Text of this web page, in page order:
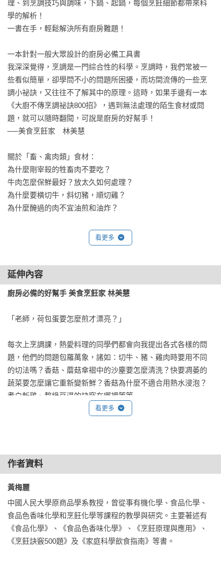
理、到烹調技巧與調味，下鍋、起鍋，每個烹飪細節都帶來科
學的解析！
一書在手，輕鬆解決所有廚房難題！
一本針對一般大眾設計的廚房必備工具書
我深深覺得，烹調是一門綜合性的科學。烹調時，我們常被一
些看似簡單，卻學問不小的問題所困擾，而坊間流傳的一些烹
調小祕訣，又往往不了解其中的原理。這時，如果手邊有一本
《大廚不傳烹調祕訣800招》，遇到無法處理的陌生食材或問
題，就可以隨時翻閱，可說是廚房的好幫手！
──美食烹飪家　林美慧
關於「畜、禽肉類」食材：
為什麼剛宰殺的牲畜肉不要吃？
牛肉怎麼保鮮最好？放太久如何處理？
為什麼要橫切牛，斜切豬，順切雞？
為什麼醃過的肉不宜油煎和油炸？
如何將魚去骨、去皮、取魚肉？
如何去除蝦子的腥味？干貝怎麼料理最鮮嫩？
怎麼刻花枝最漂亮？
如何防止水煮蔬菜的營養素流失？
如何防止洗草莓時變色？
為什麼炒洋蔥要加麵粉？
關於「南北乾貨」食材：
魷魚、蝦仁、海參、魚皮等乾貨，怎麼漲發最快速？
浸泡乾香菇為什麼不能用熱水？
關於「調味料」的使用：
攪拌肉餡時，為何一定要依序加入調味料？
為什麼鹽可以去除豆製品的異味？
酒在烹調中除了去腥，還有什麼作用？
小蘇打粉、鹼水，在料理過程中有什麼功能？
看更多
延伸內容
廚房必備的好幫手 美食烹飪家 林美慧
「老師，荷包蛋要怎麼煎才漂亮？」
每次上烹調課，熱愛料理的同學們都會向我提出各式各樣的問
題，他們的問題包羅萬象，諸如：切牛、豬、雞肉時要用不同
的切法嗎？香菇、蘑菇傘褶中的沙塵要怎麼清洗？快要凋萎的
蔬菜要怎麼讓它重新變新鮮？香菇為什麼不適合用熱水浸泡？
煮白斬雞、熬綠豆湯的訣竅在哪裡等等……
當我看到積木文化的《大廚不傳烹調祕訣800招》這時，我知
道，我的想法實現了。
《大廚不傳烹調祕訣800招》是一本針對一般大眾設計的廚房必
備工具書。書中以現代食品科學的理論為基礎，詳細介紹了食
材的烹調原理、原料再加工、烹製過程中各種變化、烹調要領
看更多
作者資料
黃梅麗
中國人民大學原商品學系教授，曾從事有機化學、食品化學、
食品色香味化學和烹飪化學等課程的教學與研究。主要著述有
《食品化學》、《食品色香味化學》、《烹飪原理與應用》、
《烹飪訣竅500題》及《家庭科學飲食指南》等書。